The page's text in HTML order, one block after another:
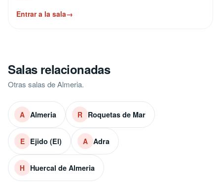
Entrar a la sala→
Salas relacionadas
Otras salas de Almeria.
A Almeria R Roquetas de Mar
E Ejido (El) A Adra
H Huercal de Almeria